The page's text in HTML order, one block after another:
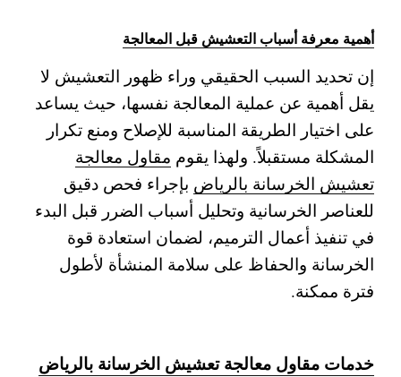
أهمية معرفة أسباب التعشيش قبل المعالجة
إن تحديد السبب الحقيقي وراء ظهور التعشيش لا
يقل أهمية عن عملية المعالجة نفسها، حيث يساعد
على اختيار الطريقة المناسبة للإصلاح ومنع تكرار
المشكلة مستقبلاً. ولهذا يقوم مقاول معالجة
تعشيش الخرسانة بالرياض بإجراء فحص دقيق
للعناصر الخرسانية وتحليل أسباب الضرر قبل البدء
في تنفيذ أعمال الترميم، لضمان استعادة قوة
الخرسانة والحفاظ على سلامة المنشأة لأطول
فترة ممكنة.
خدمات مقاول معالجة تعشيش الخرسانة بالرياض